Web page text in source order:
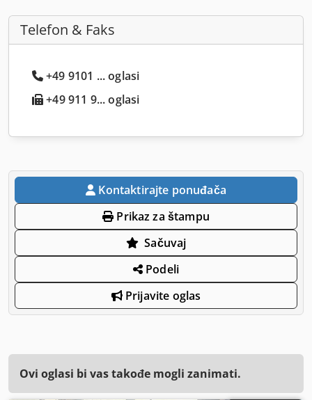
Telefon & Faks
+49 9101 ... oglasi
+49 911 9... oglasi
Kontaktirajte ponuđača
Prikaz za štampu
Sačuvaj
Podeli
Prijavite oglas
Ovi oglasi bi vas takođe mogli zanimati.